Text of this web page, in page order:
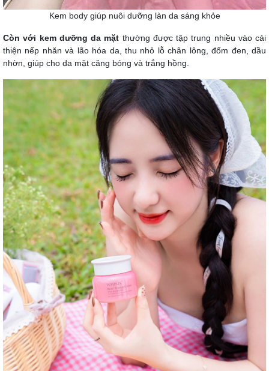
Kem body giúp nuôi dưỡng làn da sáng khỏe
Còn với kem dưỡng da mặt thường được tập trung nhiều vào cải
thiện nếp nhăn và lão hóa da, thu nhỏ lỗ chân lông, đốm đen, dầu
nhờn, giúp cho da mặt căng bóng và trắng hồng.